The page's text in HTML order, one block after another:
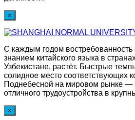
×
С каждым годом востребованность
знанием китайского языка в
Узбекистане, растёт. Быстрые
солидное место соответствующих
Поднебесной на мировом рынке —
отличного трудоустройства в
×